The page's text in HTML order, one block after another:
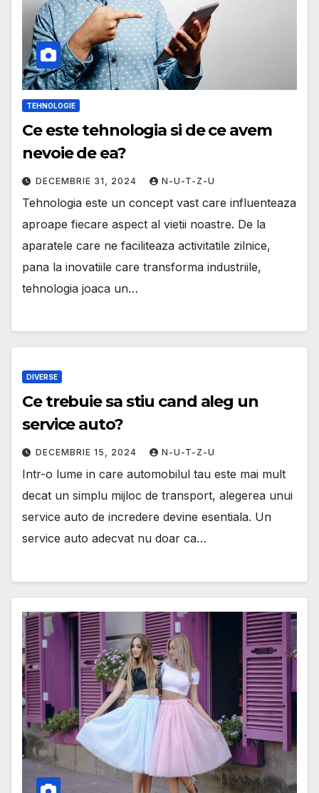
TEHNOLOGIE
Ce este tehnologia si de ce avem
nevoie de ea?
DECEMBRIE 31, 2024 N-U-T-Z-U
Tehnologia este un concept vast care influenteaza
aproape fiecare aspect al vietii noastre. De la
aparatele care ne faciliteaza activitatile zilnice,
pana la inovatiile care transforma industriile,
tehnologia joaca un…
DIVERSE
Ce trebuie sa stiu cand aleg un
service auto?
DECEMBRIE 15, 2024 N-U-T-Z-U
Intr-o lume in care automobilul tau este mai mult
decat un simplu mijloc de transport, alegerea unui
service auto de incredere devine esentiala. Un
service auto adecvat nu doar ca…